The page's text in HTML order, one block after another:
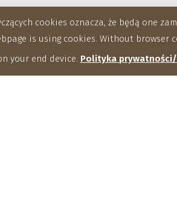
cookies oznacza, że będą one
is using cookies. Without
your end device. Polityka